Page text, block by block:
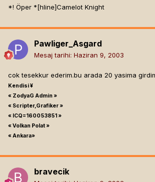
*! Öper *[hline]Camelot Knight
Pawliger_Asgard
Mesaj tarihi: Haziran 9, 2003
cok tesekkur ederim.bu arada 20 yasima
Kendisi ¥
« ZodyaG Admin »
« Scripter,Grafiker »
« ICQ=160053851 »
« Volkan Polat »
« Ankara»
bravecik